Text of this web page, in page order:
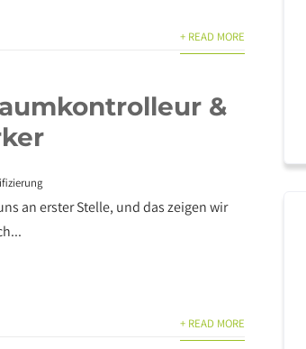
+ READ MORE
&
an erster Stelle, und das zeigen wir
+ READ MORE